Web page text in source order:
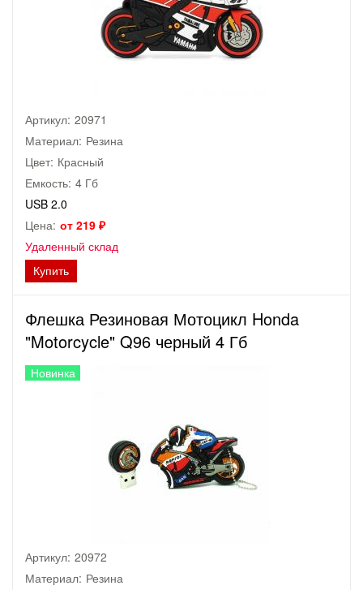
Артикул: 20971
Материал: Резина
Цвет: Красный
Емкость: 4 Гб
USB 2.0
Цена: от 219 ₽
Удаленный склад
Купить
Флешка Резиновая Мотоцикл Honda
"Motorcycle" Q96 черный 4 Гб
Новинка
Артикул: 20972
Материал: Резина